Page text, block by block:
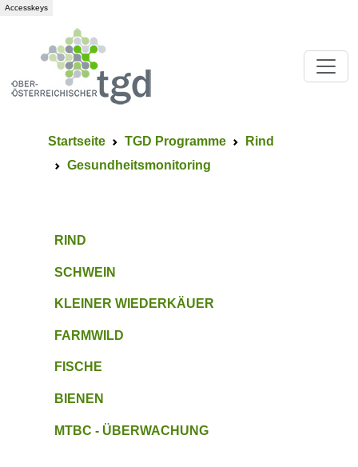
Accesskeys
Startseite TGD Programme
Rind
Gesundheitsmonitoring
RIND
SCHWEIN
KLEINER WIEDERKÄUER
FARMWILD
FISCHE
BIENEN
MTBC - ÜBERWACHUNG